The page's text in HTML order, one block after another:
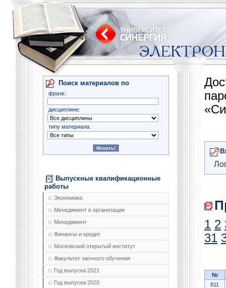
Поиск материалов по
фразе:
дисциплине:
типу материала:
Выпускные квалификационные
работы
Экономика
Менеджмент в организации
Менеджмент
Финансы и кредит
Московский открытый институт
Факультет заочного обучения
Год выпуска 2021
Год выпуска 2020
1 2
31
№
811